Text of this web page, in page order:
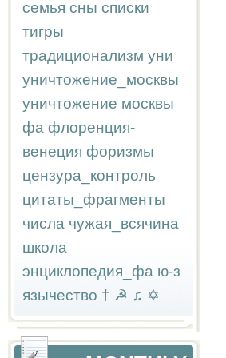
семья сны списки
тигры
традиционализм уни
уничтожение_москвы
уничтожение москвы
фа флоренция-
венеция форизмы
цензура_контроль
цитаты_фрагменты
числа чужая_всячина
школа
энциклопедия_фа ю-з
язычество † ☭ ♫ ✡